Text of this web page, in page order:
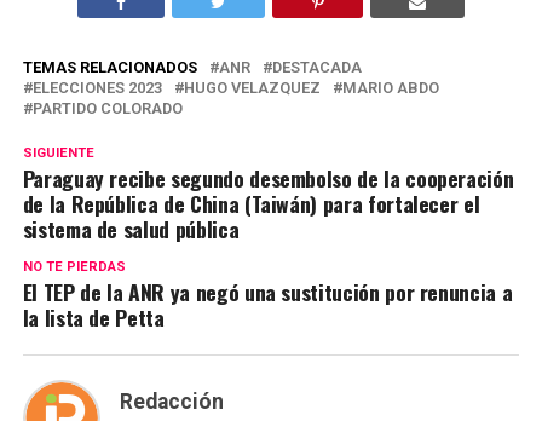
TEMAS RELACIONADOS ANR
DESTACADA
ELECCIONES 2023
HUGO VELAZQUEZ
MARIO ABDO
PARTIDO COLORADO
SIGUIENTE
Paraguay recibe segundo desembolso de la cooperación
de la República de China (Taiwán) para fortalecer el
sistema de salud pública
NO TE PIERDAS
El TEP de la ANR ya negó una sustitución por renuncia a
la lista de Petta
Redacción